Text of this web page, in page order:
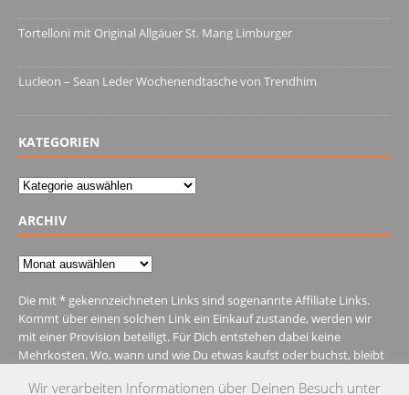
Tortelloni mit Original Allgäuer St. Mang Limburger
Lucleon – Sean Leder Wochenendtasche von Trendhim
KATEGORIEN
Kategorien
ARCHIV
Archiv
Die mit * gekennzeichneten Links sind sogenannte Affiliate Links.
Kommt über einen solchen Link ein Einkauf zustande, werden wir
mit einer Provision beteiligt. Für Dich entstehen dabei keine
Mehrkosten. Wo, wann und wie Du etwas kaufst oder buchst, bleibt
Wir verarbeiten Informationen über Deinen Besuch unter